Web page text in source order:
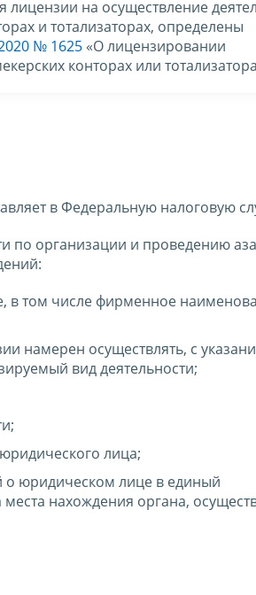
на осуществление
и тотализаторах, определены
№ 1625 «О лицензировании
конторах или
в Федеральную налоговую
по организации и проведению
в том числе фирменное
намерен осуществлять, с
вид деятельности;
лица;
о юридическом лице в единый
нахождения органа,